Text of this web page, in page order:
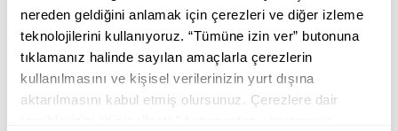
nereden geldiğini anlamak için çerezleri ve diğer izleme
teknolojilerini kullanıyoruz. “Tümüne izin ver” butonuna
tıklamanız halinde sayılan amaçlarla çerezlerin
kullanılmasını ve kişisel verilerinizin yurt dışına
aktarılmasını kabul etmiş olursunuz. Çerezlere dair